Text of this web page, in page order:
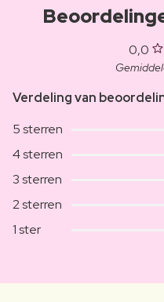
0,0
Verdeling van
5 sterren
4 sterren
3 sterren
2 sterren
1 ster